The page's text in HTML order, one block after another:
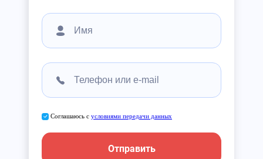
Соглашаюсь с условиями передачи данных
Отправить